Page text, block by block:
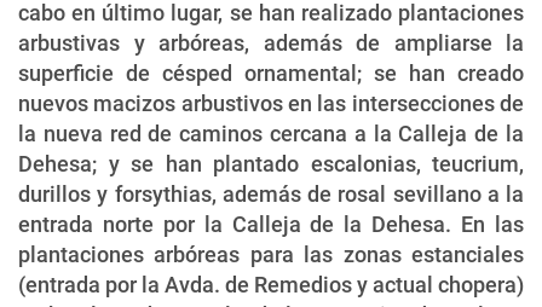
cabo en último lugar, se han realizado plantaciones
arbustivas y arbóreas, además de ampliarse la
superficie de césped ornamental; se han creado
nuevos macizos arbustivos en las intersecciones de
la nueva red de caminos cercana a la Calleja de la
Dehesa; y se han plantado escalonias, teucrium,
durillos y forsythias, además de rosal sevillano a la
entrada norte por la Calleja de la Dehesa. En las
plantaciones arbóreas para las zonas estanciales
(entrada por la Avda. de Remedios y actual chopera)